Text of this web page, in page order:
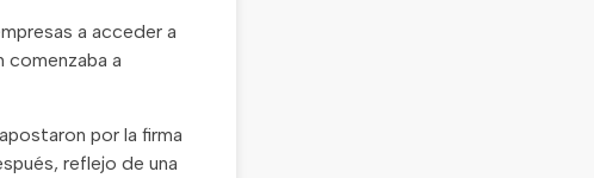
a acceder a
a
por la firma
reflejo de una